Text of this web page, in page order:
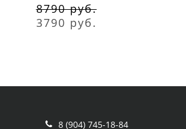
8790 руб.
3790 руб.
8 (904) 745-18-84